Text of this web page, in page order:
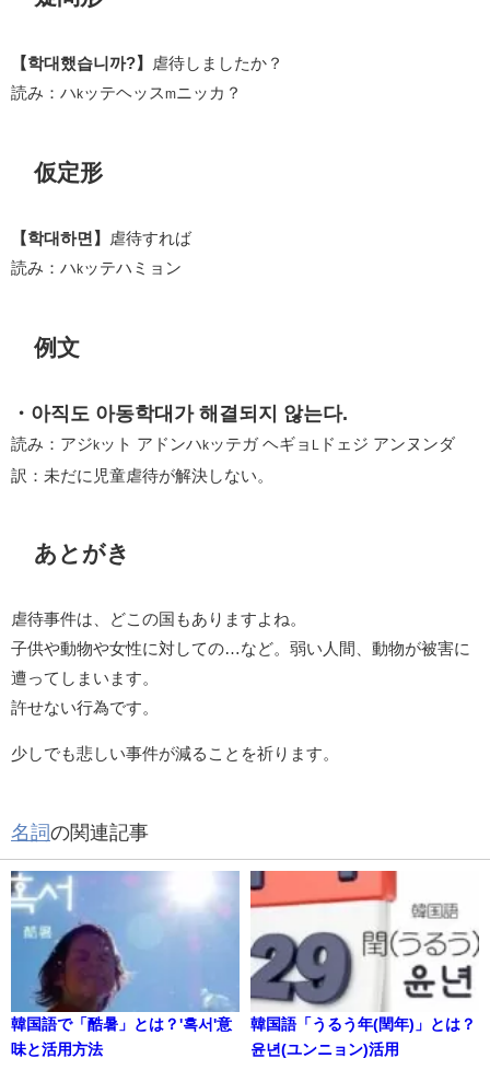
【학대했습니까?】
虐待しましたか？
読み：ハ kッテヘッス m ニッカ？
仮定形
【학대하면】
虐待すれば
読み：ハ kッテハミョン
例文
・아직도 아동학대가 해결되지 않는다.
読み：アジ kット アドンハ kッテガ ヘギョ
ドェジ アンヌンダ
訳：未だに児童虐待が解決しない。
あとがき
虐待事件は、どこの国もありますよね。
子供や動物や女性に対しての…など。弱い人間、動物が被害に
遭ってしまいます。
許せない行為です。
少しでも悲しい事件が減ることを祈ります。
名詞の関連記事
韓国語で「酷暑」とは？'혹서'意
味と活用方法
韓国語「うるう年(閏年)」とは？
윤년(ユンニョン)活用